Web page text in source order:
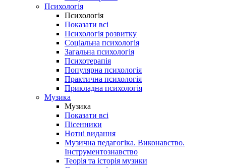
Психологія
Психологія
Показати всі
Психологія розвитку
Соціальна психологія
Загальна психологія
Психотерапія
Популярна психологія
Практична психологія
Прикладна психологія
Музика
Музика
Показати всі
Пісенники
Нотні видання
Музична педагогіка. Виконавство.
Інструментознавство
Теорія та історія музики